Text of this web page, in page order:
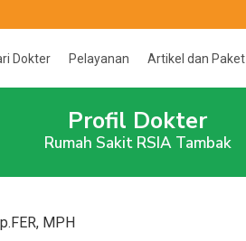
Dokter Pelayanan Artikel dan Paket
Profil Dokter
Rumah Sakit RSIA Tambak
MPH